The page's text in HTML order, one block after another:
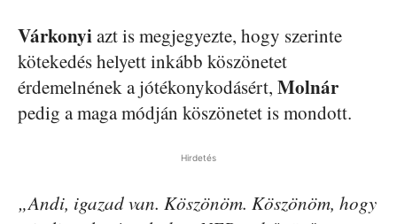
Várkonyiazt is megjegyezte, hogy szerinte
kötekedés helyett inkább köszönetet
érdemelnének a jótékonykodásért, Molnár
pedig a maga módján köszönetet is mondott.
Hirdetés
„Andi, igazad van. Köszönöm. Köszönöm, hogy